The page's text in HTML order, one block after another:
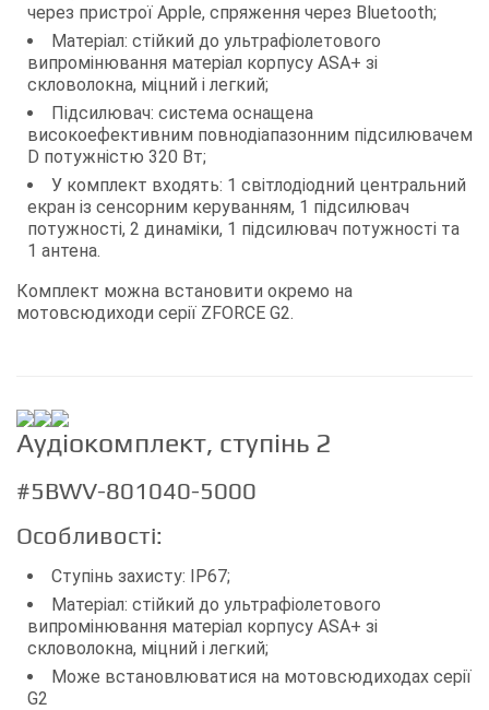
через пристрої Apple, спряження через Bluetooth;
Матеріал: стійкий до ультрафіолетового
випромінювання матеріал корпусу ASA+ зі
скловолокна, міцний і легкий;
Підсилювач: система оснащена
високоефективним повнодіапазонним підсилювачем
D потужністю 320 Вт;
У комплект входять: 1 світлодіодний центральний
екран із сенсорним керуванням, 1 підсилювач
потужності, 2 динаміки, 1 підсилювач потужності та
1 антена.
Комплект можна встановити окремо на
мотовсюдиходи серії ZFORCE G2.
Аудіокомплект, ступінь 2
#5BWV-801040-5000
Особливості:
Ступінь захисту: IP67;
Матеріал: стійкий до ультрафіолетового
випромінювання матеріал корпусу ASA+ зі
скловолокна, міцний і легкий;
Може встановлюватися на мотовсюдиходах серії
G2